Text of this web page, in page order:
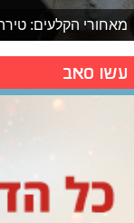
מאחורי הקלעים:
עשו סאב